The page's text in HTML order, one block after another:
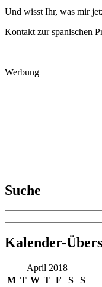
Und wisst Ihr, was mir
Kontakt zur spanischen
Werbung
Suche
Kalender-
April 2018
M T W T F S
S